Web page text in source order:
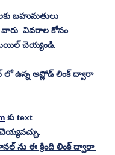
బహుమతులు
వివరాల కోసం
చెయ్యండి.
ఉన్న అప్లోడ్ లింక్ ద్వారా
కు text
ను ఈ క్రింది లింక్ ద్వారా